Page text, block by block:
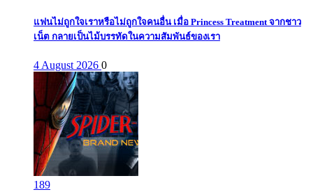
แฟนไม่ถูกใจเราหรือไม่ถูกใจคนอื่น เมื่อ Princess Treatment จากชาว
เน็ต กลายเป็นไม้บรรทัดในความสัมพันธ์ของเรา
4 August 2026 0
189